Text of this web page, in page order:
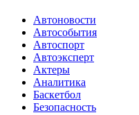
Автоновости
Автособытия
Автоспорт
Автоэксперт
Актеры
Аналитика
Баскетбол
Безопасность